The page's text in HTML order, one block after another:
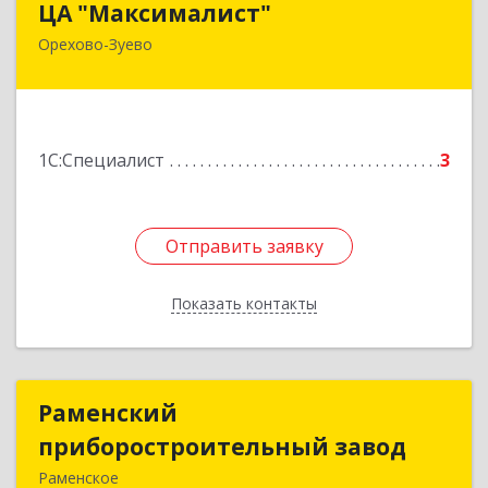
ЦА "Максималист"
Орехово-Зуево
1С:Специалист 3
Отправить заявку
Показать контакты
142600, Московская обл, Орехово-Зуево г,
Отправить заявку
Назад
Раменский
приборостроительный завод
Раменское
приборостроительный завод